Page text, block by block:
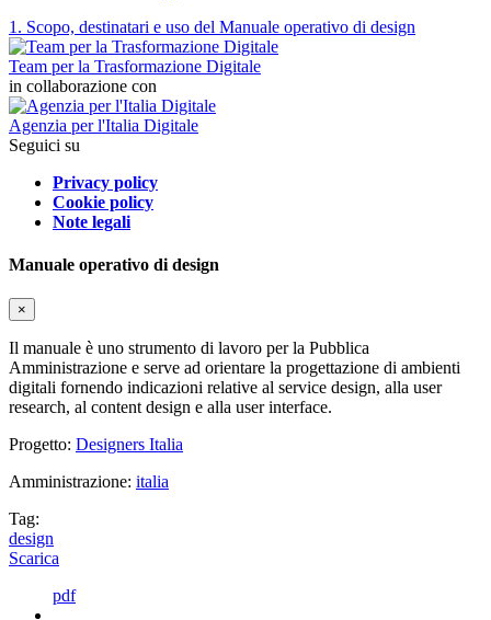
1. Scopo, destinatari e uso del Manuale operativo di design
Team per la Trasformazione Digitale
in collaborazione con
Agenzia per l'Italia Digitale
Seguici su
Privacy policy
Cookie policy
Note legali
Manuale operativo di design
×
Il manuale è uno strumento di lavoro per la Pubblica
Amministrazione e serve ad orientare la progettazione di ambienti
digitali fornendo indicazioni relative al service design, alla user
research, al content design e alla user interface.
Progetto: Designers Italia
Amministrazione: italia
Tag:
design
Scarica
pdf